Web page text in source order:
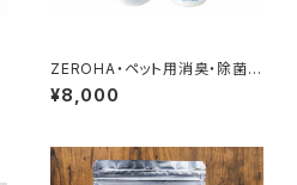
ZEROHA・ペット用消臭・除菌ス
プレー プレーン(無香料)タイ
プ 本体約520mlと詰め替え約1
¥8,000